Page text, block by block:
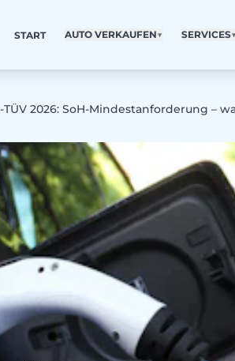
START AUTO VERKAUFEN▼ SERVICES▼
2026: SoH-Mindestanforderung –